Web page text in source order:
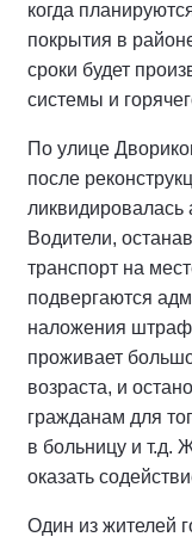
когда
покрытия в
сроки будет
системы и
По улице
после
ликвидировалась
Водители,
транспорт на
подвергаются
наложения
проживает
возраста, и
гражданам для
в больницу и т.д.
оказать
Один из жителей